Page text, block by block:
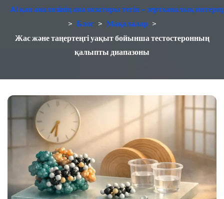
AI қан анализінің анализаторы тегін – зертханалық
> Блог > Мақалалар >
Жас және таңертеңгі уақыт бойынша тестостеронның
қалыпты диапазоны